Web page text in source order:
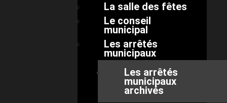
La salle des fêtes
Le conseil
municipal
Les arrêtés
municipaux
Les arrêtés
municipaux
archivés